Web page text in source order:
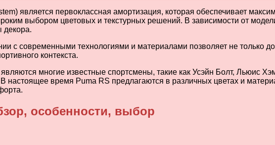
является первоклассная амортизация, которая обеспечивает
выбором цветовых и текстурных решений. В зависимости от
декора.
с современными технологиями и материалами позволяет не только
контекста.
многие известные спортсмены, такие как Усэйн Болт, Льюис
настоящее время Puma RS предлагаются в различных цветах и
особенности, выбор